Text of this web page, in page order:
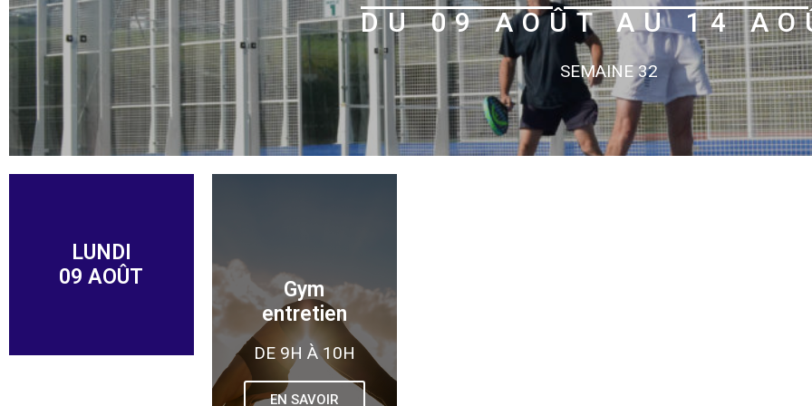
DU 09 AOÛT AU 14
SEMAINE 32
LUNDI
09 AOÛT
Gym
entretien
DE 9H À 10H
EN SAVOIR